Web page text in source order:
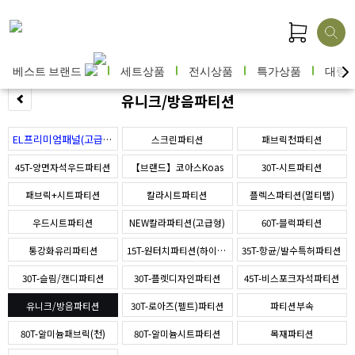
베스트 브랜드 세트상품 전시상품 특가상품 대량
유니크/방음파티션
EL프리미엄패널(고급형) 스크린파티션 패브릭천파티션
45T-양면자석우드파티션 【브랜드】코아스Koas 30T-시트파티션
패브릭+시트파티션 칼라시트파티션 플렉스파티션(멀티탭)
우드시트파티션 NEW칼라파티션(고급형) 60T-블럭파티션
통강화유리파티션 15T-원터치파티션(하이퍼스) 35T-항균/발수특허파티션
30T-슬림/캔디파티션 30T-플렛디자인파티션 45T-비스포크자석파티션
유니크/방음파티션 30T-로아즈(펠트)파티션 파티션부속
80T-알미늄패브릭(천) 80T-알미늄시트파티션 목재파티션